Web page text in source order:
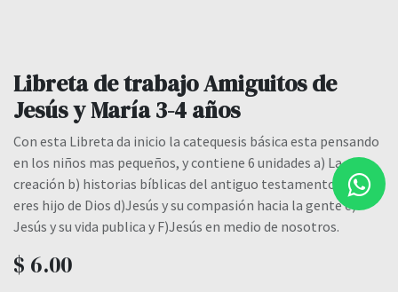
Libreta de trabajo Amiguitos de
Jesús y María 3-4 años
Con esta Libreta da inicio la catequesis básica esta pensando
en los niños mas pequeños, y contiene 6 unidades a) La
creación b) historias bíblicas del antiguo testamento c) Tu
eres hijo de Dios d)Jesús y su compasión hacia la gente e)
Jesús y su vida publica y F)Jesús en medio de nosotros.
$ 6.00